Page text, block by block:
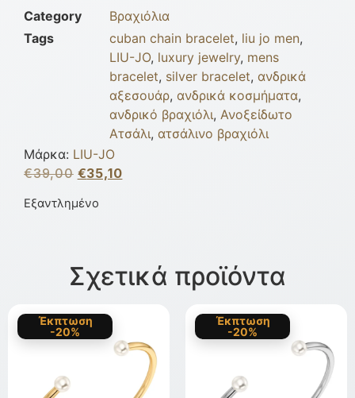
Category
Βραχιόλια
Tags
cuban chain bracelet, liu jo men,
LIU-JO, luxury jewelry, mens
bracelet, silver bracelet, ανδρικά
αξεσουάρ, ανδρικά κοσμήματα,
ανδρικό βραχιόλι, Ανοξείδωτο
Ατσάλι, ατσάλινο βραχιόλι
Μάρκα: LIU-JO
€39,00 €35,10
Εξαντλημένο
Σχετικά προϊόντα
Έκπτωση
-20%
Έκπτωση
-20%